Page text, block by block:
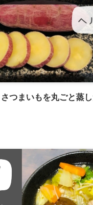
さつまいもを丸ごと蒸